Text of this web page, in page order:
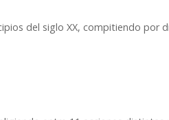
del siglo XX, compitiendo por